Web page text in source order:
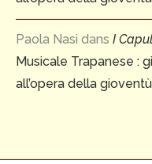
Paola Nasi dans I
Musicale Trapanese :
all’opera della